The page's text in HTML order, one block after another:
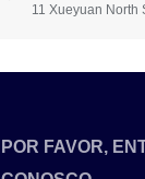
11 Xueyuan North
POR FAVOR,